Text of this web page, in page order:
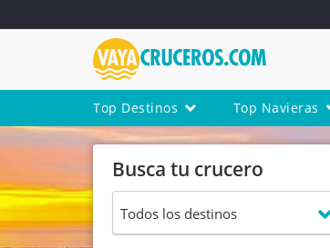
Top Destinos Top Navieras
Busca tu crucero